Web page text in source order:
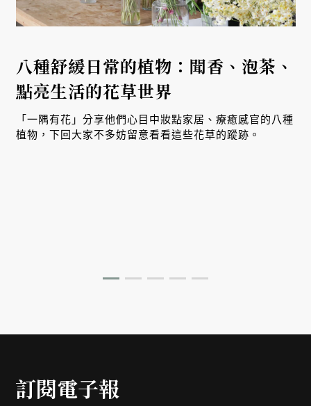
八種舒緩日常的植物：聞香、泡茶、
點亮生活的花草世界
「一隅有花」分享他們心目中妝點家居、療癒感官的八種
植物，下回大家不多妨留意看看這些花草的蹤跡。
訂閱電子報